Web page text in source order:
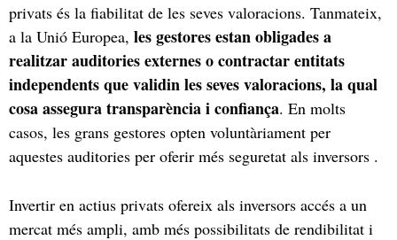
privats és la fiabilitat de les seves valoracions. Tanmateix,
a la Unió Europea, les gestores estan obligades a
realitzar auditories externes o contractar entitats
independents que validin les seves valoracions, la qual
cosa assegura transparència i confiança. En molts
casos, les grans gestores opten voluntàriament per
aquestes auditories per oferir més seguretat als inversors .
Invertir en actius privats ofereix als inversors accés a un
mercat més ampli, amb més possibilitats de rendibilitat i